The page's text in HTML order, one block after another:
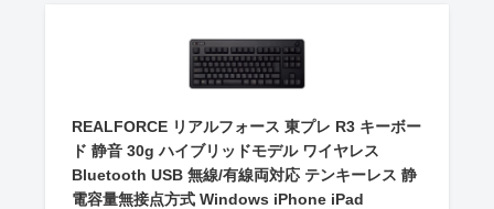
REALFORCE リアルフォース 東プレ R3 キーボー
ド 静音 30g ハイブリッドモデル ワイヤレス
Bluetooth USB 無線/有線両対応 テンキーレス 静
電容量無接点方式 Windows iPhone iPad